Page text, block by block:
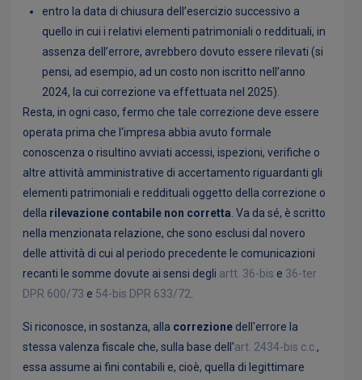
entro la data di chiusura dell’esercizio successivo a
quello in cui i relativi elementi patrimoniali o reddituali, in
assenza dell’errore, avrebbero dovuto essere rilevati (si
pensi, ad esempio, ad un costo non iscritto nell’anno
2024, la cui correzione va effettuata nel 2025).
Resta, in ogni caso, fermo che tale correzione deve essere
operata prima che l'impresa abbia avuto formale
conoscenza o risultino avviati accessi, ispezioni, verifiche o
altre attività amministrative di accertamento riguardanti gli
elementi patrimoniali e reddituali oggetto della correzione o
della rilevazione contabile non corretta . Va da sé, è scritto
nella menzionata relazione, che sono esclusi dal novero
delle attività di cui al periodo precedente le comunicazioni
recanti le somme dovute ai sensi degli artt. 36-bis e 36-ter
DPR 600/73 e 54-bis DPR 633/72
Si riconosce, in sostanza, alla correzione dell'errore la
stessa valenza fiscale che, sulla base dell'art. 2434-bis c.c.,
essa assume ai fini contabili e, cioè, quella di legittimare